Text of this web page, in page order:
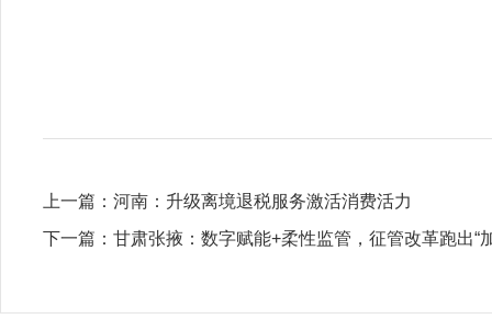
上一篇： 河南：升级离境退税服务激活消费活力
下一篇： 甘肃张掖：数字赋能+柔性监管，征管改革跑出“